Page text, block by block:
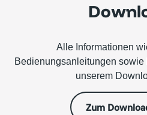
Alle Informationen
Bedienungsanleitungen
unserem
Zum